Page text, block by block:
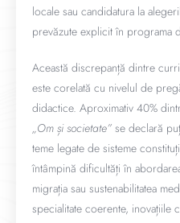
locale sau candidatura la
prevăzute explicit în programa
Această discrepanță dintre
este corelată cu nivelul de
didactice. Aproximativ 40%
„Om și societate” se declară
teme legate de sisteme
întâmpină dificultăți în
migrația sau sustenabilitatea
specialitate coerente,